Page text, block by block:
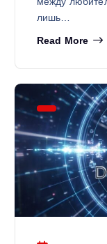
лишь…
Read More